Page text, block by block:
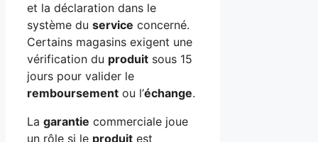
et la déclaration dans le
système du service concerné.
Certains magasins exigent une
vérification du produit sous 15
jours pour valider le
remboursement ou l’échange.
La garantie commerciale joue
un rôle si le produit est